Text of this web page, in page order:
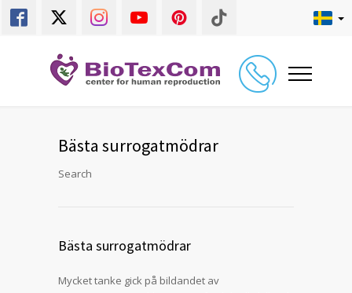
Bästa surrogatmödrar
Search
Bästa surrogatmödrar
Mycket tanke gick på bildandet av